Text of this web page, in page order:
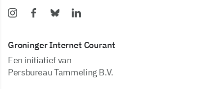
Groninger Internet Courant
Een initiatief van
Persbureau Tammeling B.V.